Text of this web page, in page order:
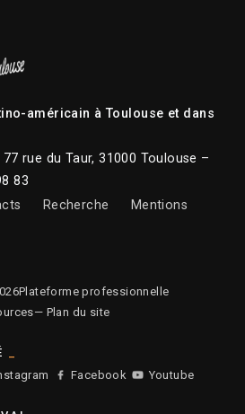
américain à Toulouse et dans
77 rue du Taur, 31000 Toulouse –
83
Recherche
Mentions
Plateforme professionnelle
— Plan du site
Facebook Youtube